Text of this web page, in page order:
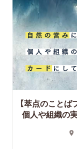
【萃点のこと
個人や組織の